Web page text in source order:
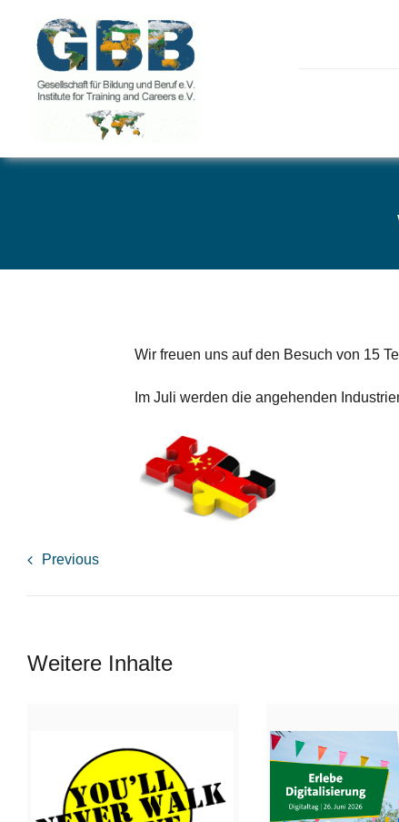
content
Wir freuen uns auf den Besuch von 15
Im Juli werden die angehenden
Previous
Weitere Inhalte